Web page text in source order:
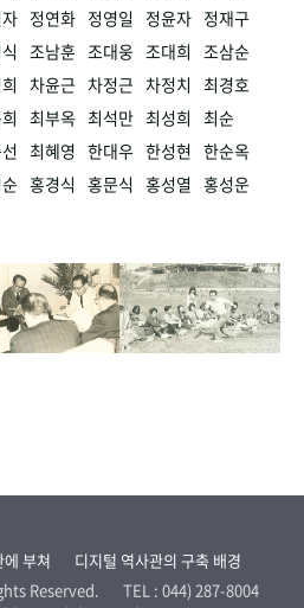
정연화 정영일 정윤자 정재구
조남훈 조대웅 조대희 조삼순
차윤근 차정근 차정치 최경호
최부옥 최석만 최성희 최순
최혜영 한대우 한성현 한순옥
홍경식 홍문식 홍성열 홍성운
부쳐
디지털 역사관의 구축 배경
Reserved.
TEL : 044) 287-8004